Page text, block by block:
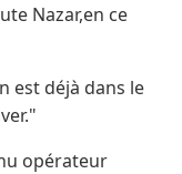
Nazar,en ce
est déjà dans le
opérateur